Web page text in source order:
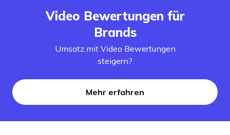
Video Bewertungen für
Brands
Umsatz mit Video Bewertungen
steigern?
Mehr erfahren